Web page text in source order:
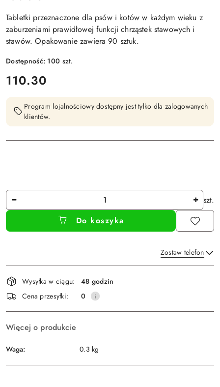
Tabletki przeznaczone dla psów i kotów w każdym wieku z
zaburzeniami prawidłowej funkcji chrząstek stawowych i
stawów. Opakowanie zawiera 90 sztuk.
Dostępność: 100 szt.
cena:
110.30
Program lojalnościowy dostępny jest tylko dla zalogowanych
klientów.
Ilość
szt.
Do koszyka
Zostaw telefon
Wyślij
Dostępność
i
dostawa
Wysyłka w ciągu:
48 godzin
Cena przesyłki:
0
Więcej o produkcie
Waga: 0.3 kg